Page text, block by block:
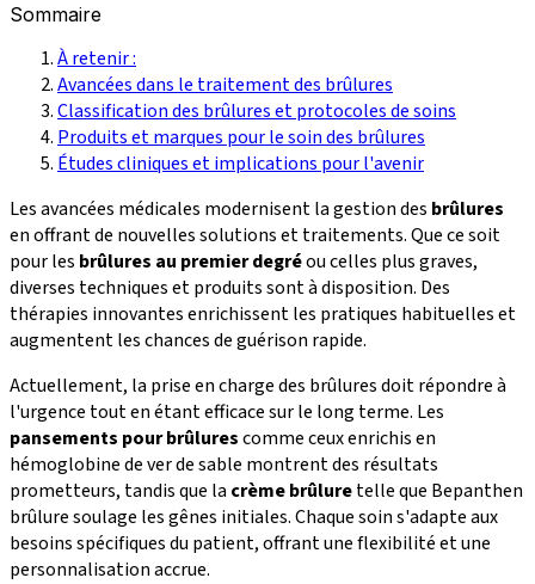
Sommaire
À retenir :
Avancées dans le traitement des brûlures
Classification des brûlures et protocoles de soins
Produits et marques pour le soin des brûlures
Études cliniques et implications pour l'avenir
Les avancées médicales modernisent la gestion des brûlures
en offrant de nouvelles solutions et traitements. Que ce soit
pour les brûlures au premier degréou celles plus graves,
diverses techniques et produits sont à disposition. Des
thérapies innovantes enrichissent les pratiques habituelles et
augmentent les chances de guérison rapide.
Actuellement, la prise en charge des brûlures doit répondre à
l'urgence tout en étant efficace sur le long terme. Les
pansements pour brûlurescomme ceux enrichis en
hémoglobine de ver de sable montrent des résultats
prometteurs, tandis que la crème brûluretelle que Bepanthen
brûlure soulage les gênes initiales. Chaque soin s'adapte aux
besoins spécifiques du patient, offrant une flexibilité et une
personnalisation accrue.